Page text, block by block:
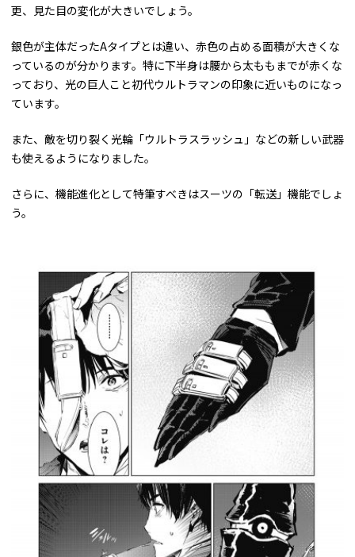
更、見た目の変化が大きいでしょう。
銀色が主体だったAタイプとは違い、赤色の占める面積が大きくな
っているのが分かります。特に下半身は腰から太ももまでが赤くな
っており、光の巨人こと初代ウルトラマンの印象に近いものになっ
ています。
また、敵を切り裂く光輪「ウルトラスラッシュ」などの新しい武器
も使えるようになりました。
さらに、機能進化として特筆すべきはスーツの「転送」機能でしょ
う。